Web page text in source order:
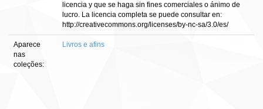
licencia y que se haga sin fines comerciales o ánimo de
lucro. La licencia completa se puede consultar en:
http://creativecommons.org/licenses/by-nc-sa/3.0/es/
Aparece
nas
coleções:
Livros e afins